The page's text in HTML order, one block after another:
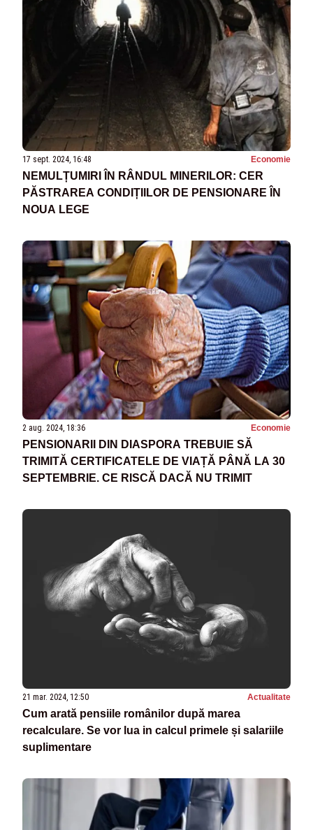
17 sept. 2024, 16:48 Economie
NEMULȚUMIRI ÎN RÂNDUL MINERILOR: CER
PĂSTRAREA CONDIȚIILOR DE PENSIONARE ÎN
NOUA LEGE
2 aug. 2024, 18:36 Economie
PENSIONARII DIN DIASPORA TREBUIE SĂ
TRIMITĂ CERTIFICATELE DE VIAȚĂ PÂNĂ LA 30
SEPTEMBRIE. CE RISCĂ DACĂ NU TRIMIT
21 mar. 2024, 12:50 Actualitate
Cum arată pensiile românilor după marea
recalculare. Se vor lua in calcul primele și salariile
suplimentare